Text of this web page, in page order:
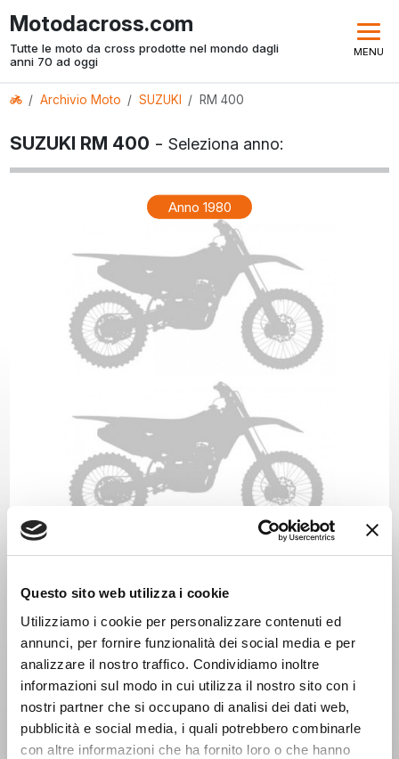
Questo sito web utilizza i cookie
Utilizziamo i cookie per personalizzare contenuti ed
annunci, per fornire funzionalità dei social media e per
analizzare il nostro traffico. Condividiamo inoltre
informazioni sul modo in cui utilizza il nostro sito con i
nostri partner che si occupano di analisi dei dati web,
pubblicità e social media, i quali potrebbero combinarle
con altre informazioni che ha fornito loro o che hanno
Motodacross.com
Tutte le moto da cross prodotte nel mondo dagli
anni 70 ad oggi
MENU
Archivio Moto SUZUKI RM 400
SUZUKI RM 400 -Seleziona anno:
Anno 1980
Anno 1979